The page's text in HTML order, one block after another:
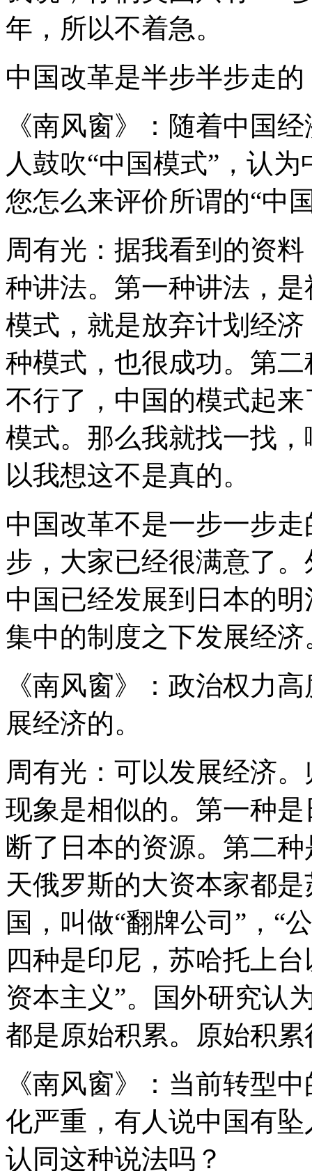
年，所以不着急。
中国改革是半步半步走的
《南风窗》：随着中国
人鼓吹“中国模式”，认
您怎么来评价所谓的“中
周有光：据我看到的资
种讲法。第一种讲法，
模式，就是放弃计划经
种模式，也很成功。第
不行了，中国的模式起
模式。那么我就找一找
以我想这不是真的。
中国改革不是一步一步
步，大家已经很满意了
中国已经发展到日本的
集中的制度之下发展经济
《南风窗》：政治权力
展经济的。
周有光：可以发展经济
现象是相似的。第一种
断了日本的资源。第二
天俄罗斯的大资本家都
国，叫做“翻牌公司”，“
四种是印尼，苏哈托上
资本主义”。国外研究认
都是原始积累。原始积
《南风窗》：当前转型
化严重，有人说中国有
认同这种说法吗？